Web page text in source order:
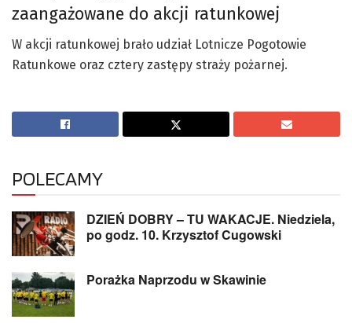
zaangażowane do akcji ratunkowej
W akcji ratunkowej brało udział Lotnicze Pogotowie
Ratunkowe oraz cztery zastępy straży pożarnej.
POLECAMY
DZIEŃ DOBRY – TU WAKACJE. Niedziela,
po godz. 10. Krzysztof Cugowski
Porażka Naprzodu w Skawinie